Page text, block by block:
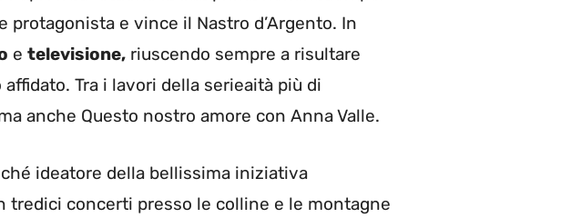
e vince il Nastro d’Argento. In
e televisione, riuscendo sempre a risultare
Tra i lavori della serieaità più di
anche Questo nostro amore con Anna Valle.
ideatore della bellissima iniziativa
tredici concerti presso le colline e le montagne